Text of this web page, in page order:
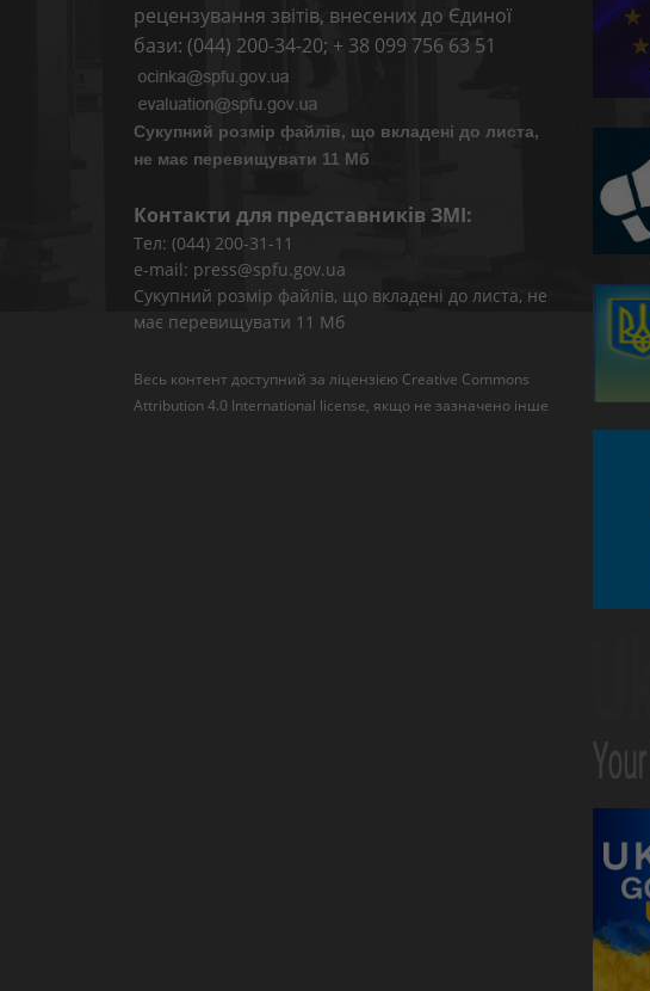
рецензування звітів, внесених до Єдиної
бази: (044) 200-34-20; + 38 099 756 63 51
Сукупний розмір файлів, що вкладені до листа,
не має перевищувати 11 Мб
Контакти для представників ЗМІ:
Тел: (044) 200-31-11
e-mail: press@spfu.gov.ua
Сукупний розмір файлів, що вкладені до листа, не
має перевищувати 11 Мб
Весь контент доступний за ліцензією Creative Commons
Attribution 4.0 International license, якщо не зазначено інше